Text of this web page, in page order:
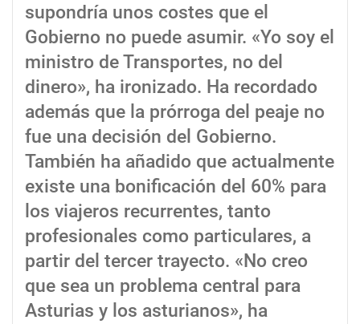
supondría unos costes que el
Gobierno no puede asumir. «Yo soy el
ministro de Transportes, no del
dinero», ha ironizado. Ha recordado
además que la prórroga del peaje no
fue una decisión del Gobierno.
También ha añadido que actualmente
existe una bonificación del 60% para
los viajeros recurrentes, tanto
profesionales como particulares, a
partir del tercer trayecto. «No creo
que sea un problema central para
Asturias y los asturianos», ha